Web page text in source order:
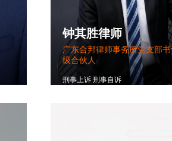
钟其胜律师
广东合邦律师事务所党支部
级合伙人
刑事上诉 刑事自诉